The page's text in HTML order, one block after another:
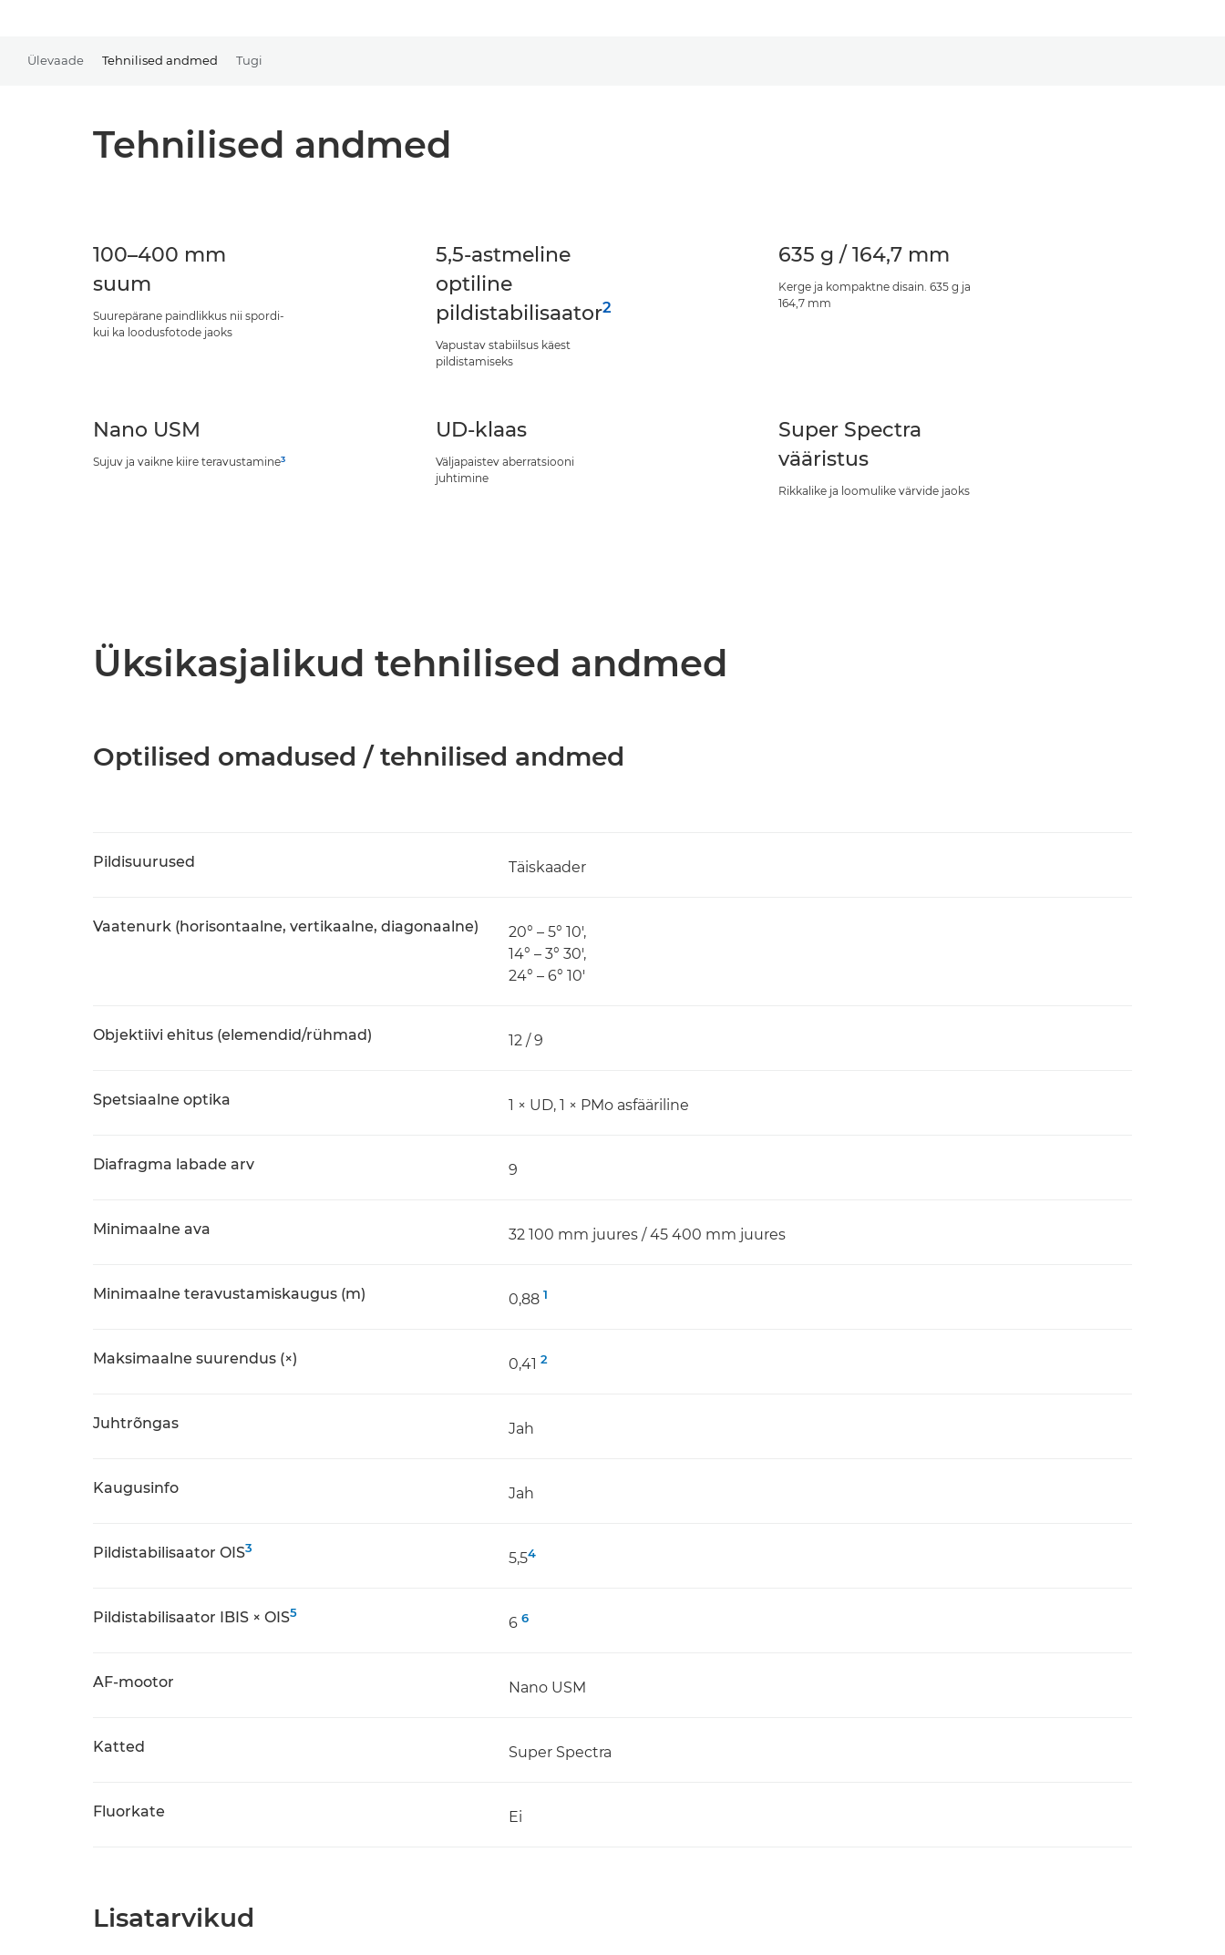
Ülevaade Tehnilised andmed Tugi
Tehnilised andmed
100–400 mm
suum
Suurepärane paindlikkus nii spordi-
kui ka loodusfotode jaoks
5,5-astmeline
optiline
pildistabilisaator2
Vapustav stabiilsus käest
pildistamiseks
635 g / 164,7 mm
Kerge ja kompaktne disain. 635 g ja
164,7 mm
Nano USM
Sujuv ja vaikne kiire teravustamine3
UD-klaas
Väljapaistev aberratsiooni
juhtimine
Super Spectra
vääristus
Rikkalike ja loomulike värvide jaoks
Üksikasjalikud tehnilised andmed
Optilised omadused / tehnilised andmed
Pildisuurused Täiskaader
Vaatenurk (horisontaalne, vertikaalne, diagonaalne)
20° – 5° 10',
14° – 3° 30',
24° – 6° 10'
Objektiivi ehitus (elemendid/rühmad) 12 / 9
Spetsiaalne optika 1 × UD, 1 × PMo asfääriline
Diafragma labade arv 9
Minimaalne ava 32 100 mm juures / 45 400 mm juures
Minimaalne teravustamiskaugus (m) 0,88 1
Maksimaalne suurendus (×) 0,41 2
Juhtrõngas Jah
Kaugusinfo Jah
Pildistabilisaator OIS3
5,54
Pildistabilisaator IBIS × OIS5
6 6
AF-mootor Nano USM
Katted Super Spectra
Fluorkate Ei
Lisatarvikud